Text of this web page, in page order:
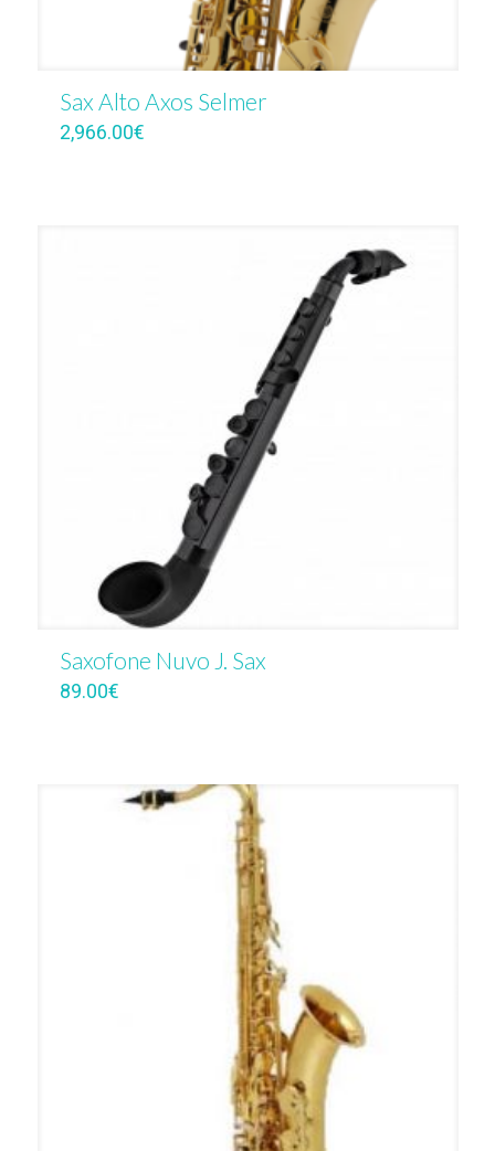
Sax Alto Axos Selmer
2,966.00€
Saxofone Nuvo J. Sax
89.00€